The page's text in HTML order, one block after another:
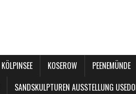
KÖLPINSEE KOSEROW PEENEMÜNDE
SANDSKULPTUREN AUSSTELLUNG